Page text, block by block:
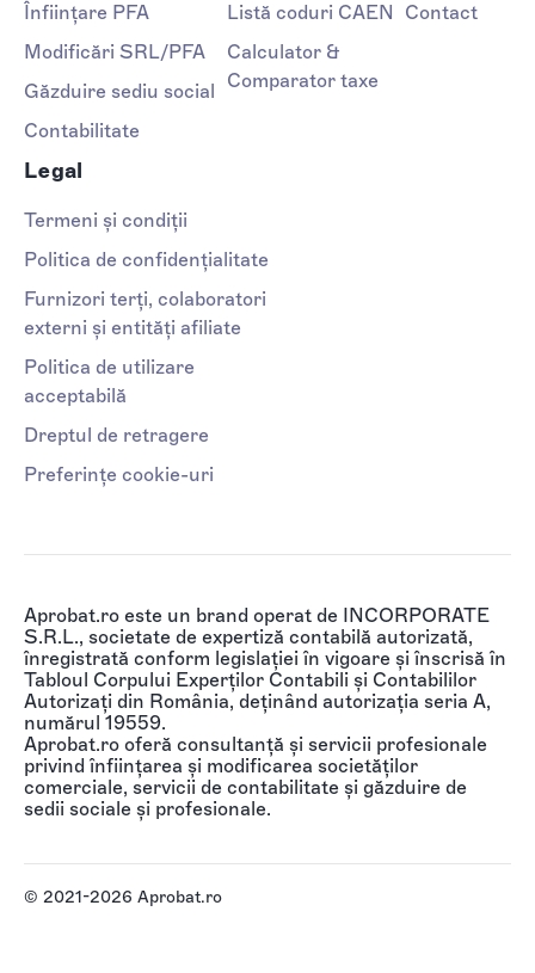
Înființare PFA
Modificări SRL/PFA
Găzduire sediu social
Contabilitate
Listă coduri CAEN
Calculator &
Comparator taxe
Contact
Legal
Termeni și condiții
Politica de confidențialitate
Furnizori terți, colaboratori
externi și entități afiliate
Politica de utilizare
acceptabilă
Dreptul de retragere
Preferințe cookie-uri
Aprobat.ro este un brand operat de INCORPORATE
S.R.L., societate de expertiză contabilă autorizată,
înregistrată conform legislației în vigoare și înscrisă în
Tabloul Corpului Experților Contabili și Contabililor
Autorizați din România, deținând autorizația seria A,
numărul 19559.
Aprobat.ro oferă consultanță și servicii profesionale
privind înființarea și modificarea societăților
comerciale, servicii de contabilitate și găzduire de
sedii sociale și profesionale.
© 2021-2026 Aprobat.ro